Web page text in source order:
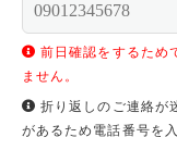
前日確認をするため
ません。
折り返しのご連絡が
があるため電話番号を